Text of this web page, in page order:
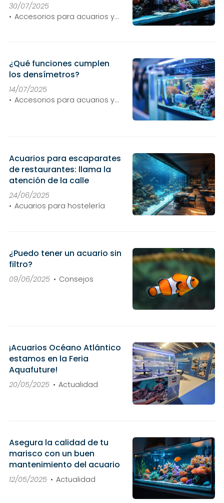
30/07/2025
Accesorios para acuarios y
¿Qué funciones cumplen
los densímetros?
14/07/2025
Accesorios para acuarios y
Acuarios para escaparates
de restaurantes: llama la
atención de la calle
24/06/2025
Acuarios para hostelería
¿Puedo tener un acuario sin
filtro?
09/06/2025 Consejos
¡Acuarios Océano Atlántico
estamos en la Feria
Aquafuture!
20/05/2025 Actualidad
Asegura la calidad de tu
marisco con un buen
mantenimiento del acuario
12/05/2025 Actualidad